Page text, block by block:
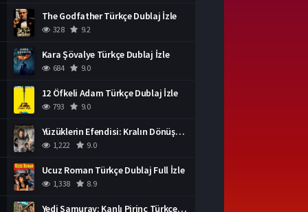
The Godfather Türkçe Dublaj İzle
328 9.2
Kara Şövalye Türkçe Dublaj İzle
684 9.0
12 Öfkeli Adam Türkçe Dublaj İzle
793 9.0
Yüzüklerin Efendisi: Kralın Dönüşü İzle
1,222 9.0
Ucuz Roman Türkçe Dublaj Full İzle
1,338 8.9
Yedi Samuray: Kanlı Pirinç Türkçe Dublaj İzle